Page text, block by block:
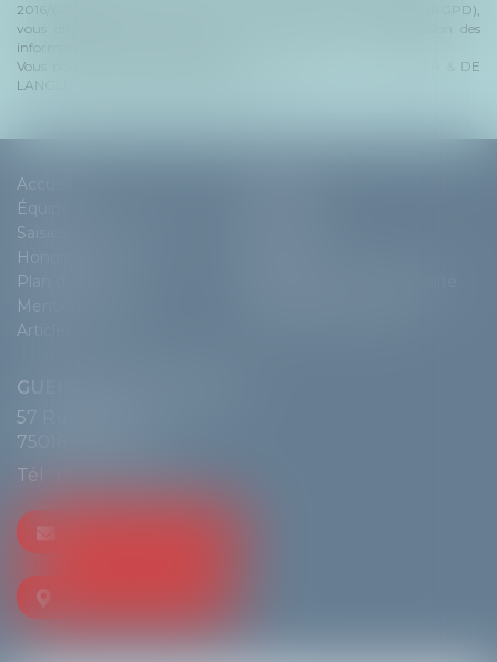
2016/679, dit Règlement Général sur la Protection des Données (RGPD),
vous disposez d'un droit d'accès, de rectification, de suppression des
informations qui vous concernent.
Vous pouvez exercer vos droits en vous adressant à : GUERRIER & DE
LANGLE - 57 Rue de Passy 75016 PARIS
Accueil
Équipe
Saisies immobilières
Honoraires
Plan du site
Mentions légales
Articles
GUERRIER & DE LANGLE
57 Rue de Passy
75016 PARIS
Tél :